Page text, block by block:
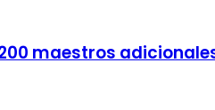
maestros